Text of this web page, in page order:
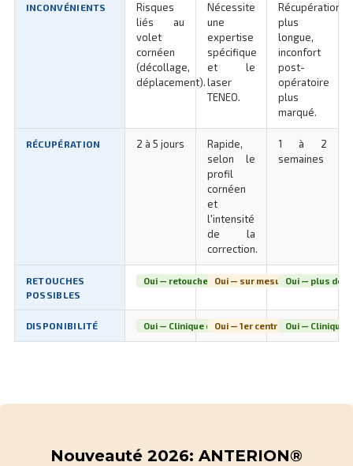
INCONVÉNIENTS
Risques
liés au
volet
cornéen
(décollage,
déplacement).
Nécessite
une
expertise
spécifique
et le
laser
TENEO.
Récupération
plus
longue,
inconfort
post-
opératoire
plus
marqué.
RÉCUPÉRATION 2 à 5 jours
Rapide,
selon le
profil
cornéen
et
l'intensité
de la
correction.
1 à 2
semaines
RETOUCHES
POSSIBLES
Oui — retouches excimer fréquentes
Oui — sur mesure via analyse
Oui — plus
DISPONIBILITÉ Oui — Clinique de la vue LyonOui — 1er centre Auvergne-
Oui — Clinique
Nouveauté 2026: ANTERION®